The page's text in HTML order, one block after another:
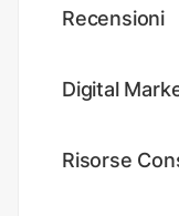
Recensioni
Digital
Risorse